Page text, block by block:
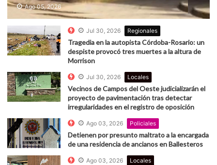
Ago 05, 2026
Jul 30, 2026 Regionales
Tragedia en la autopista Córdoba-Rosario: un
despiste provocó tres muertes a la altura de
Morrison
Jul 30, 2026 Locales
Vecinos de Campos del Oeste judicializarán el
proyecto de pavimentación tras detectar
irregularidades en el registro de oposición
Ago 03, 2026 Policiales
Detienen por presunto maltrato a la encargada
de una residencia de ancianos en Ballesteros
Ago 03, 2026 Locales